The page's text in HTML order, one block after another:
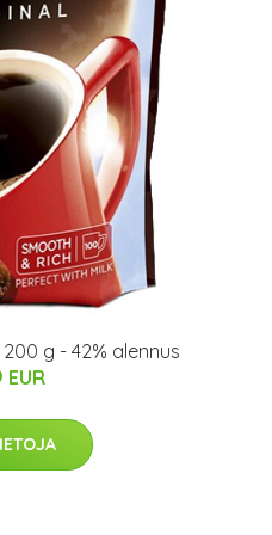
g - 42% alennus
EUR